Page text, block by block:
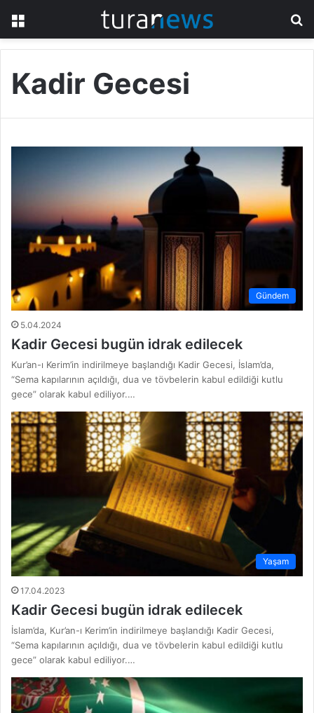
Kadir Gecesi
Gündem
5.04.2024
Kadir Gecesi bugün idrak edilecek
Kur’an-ı Kerim’in indirilmeye başlandığı Kadir Gecesi, İslam’da,
“Sema kapılarının açıldığı, dua ve tövbelerin kabul edildiği kutlu
gece” olarak kabul ediliyor.…
Yaşam
17.04.2023
Kadir Gecesi bugün idrak edilecek
İslam’da, Kur’an-ı Kerim’in indirilmeye başlandığı Kadir Gecesi,
“Sema kapılarının açıldığı, dua ve tövbelerin kabul edildiği kutlu
gece” olarak kabul ediliyor.…